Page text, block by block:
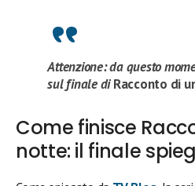
Attenzione: da questo
sul finale diRacconto di
Come finisce
notte: il finale